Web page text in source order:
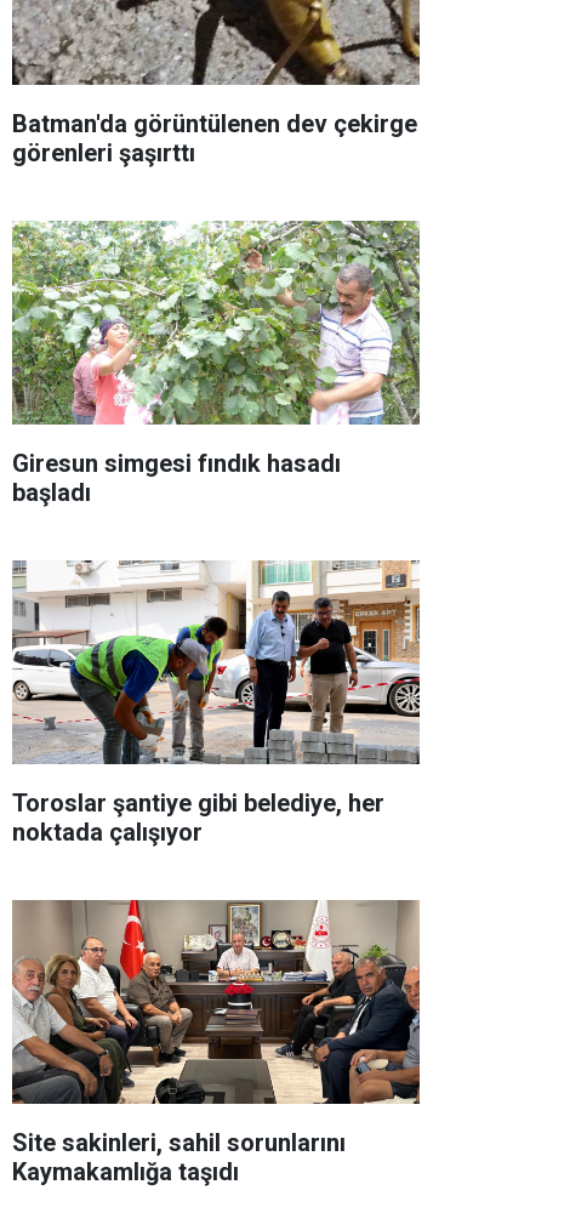
Batman'da görüntülenen dev çekirge
görenleri şaşırttı
Giresun simgesi fındık hasadı
başladı
Toroslar şantiye gibi belediye, her
noktada çalışıyor
Site sakinleri, sahil sorunlarını
Kaymakamlığa taşıdı